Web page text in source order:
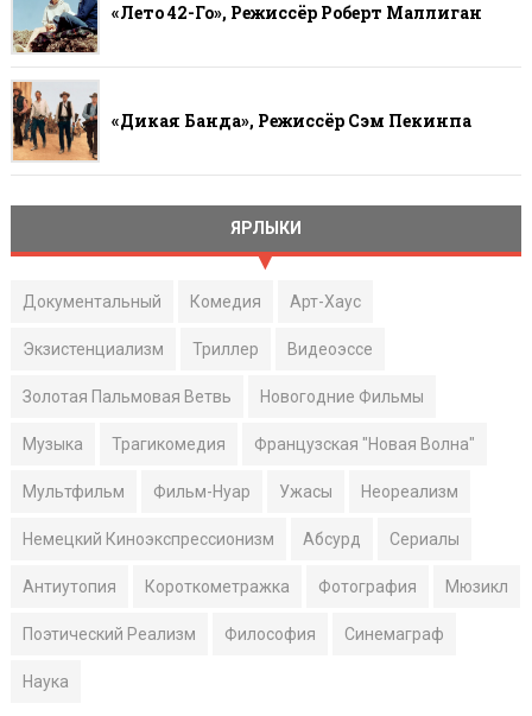
«Лето 42-Го», Режиссёр Роберт Маллиган
«Дикая Банда», Режиссёр Сэм Пекинпа
ЯРЛЫКИ
Документальный Комедия Арт-Хаус
Экзистенциализм Триллер Видеоэссе
Золотая Пальмовая Ветвь Новогодние Фильмы
Музыка Трагикомедия Французская "Новая Волна"
Мультфильм Фильм-Нуар Ужасы Неореализм
Немецкий Киноэкспрессионизм Абсурд Сериалы
Антиутопия Короткометражка Фотография Мюзикл
Поэтический Реализм Философия Синемаграф
Наука